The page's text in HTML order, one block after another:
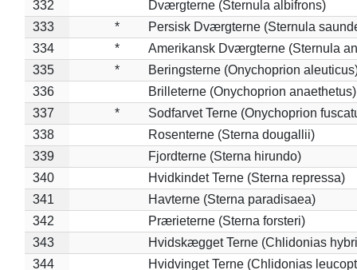
332
Dværgterne (Sternula albifrons)
333
*
Persisk Dværgterne (Sternula
334
*
Amerikansk Dværgterne (Sternula
335
*
Beringsterne (Onychoprion
336
Brilleterne (Onychoprion anaethetus)
337
*
Sodfarvet Terne (Onychoprion
338
Rosenterne (Sterna dougallii)
339
Fjordterne (Sterna hirundo)
340
Hvidkindet Terne (Sterna repressa)
341
Havterne (Sterna paradisaea)
342
Prærieterne (Sterna forsteri)
343
Hvidskægget Terne (Chlidonias
344
Hvidvinget Terne (Chlidonias